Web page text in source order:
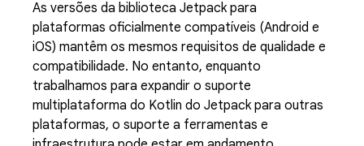
As versões da biblioteca Jetpack para
plataformas oficialmente compatíveis (Android e
iOS) mantêm os mesmos requisitos de qualidade e
compatibilidade. No entanto, enquanto
trabalhamos para expandir o suporte
multiplataforma do Kotlin do Jetpack para outras
plataformas, o suporte a ferramentas e